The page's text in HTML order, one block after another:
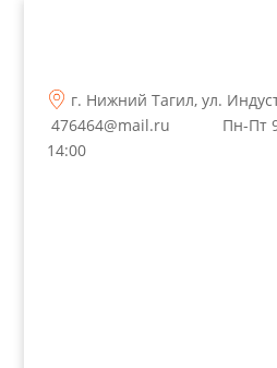
г. Нижний Тагил, ул.
476464@mail.ru
Пн-Пт
14:00